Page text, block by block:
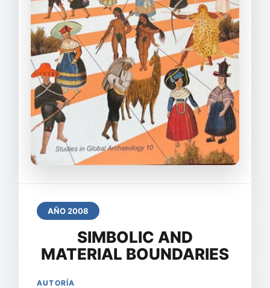
AÑO 2008
SIMBOLIC AND
MATERIAL BOUNDARIES
AUTORÍA